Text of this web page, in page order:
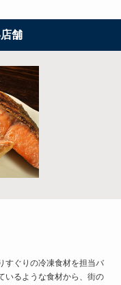
舗
すぐりの冷凍食材を担当バ
いるような食材から、街の